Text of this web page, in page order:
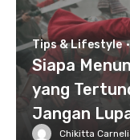
Tips & Lifestyle ·
Siapa
yang
Jangan
Chikitta